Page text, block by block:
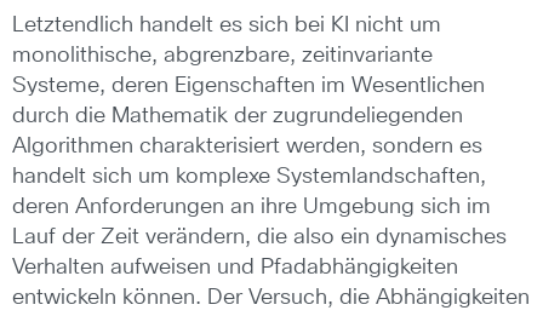
Letztendlich handelt es sich bei KI nicht um
monolithische, abgrenzbare, zeitinvariante
Systeme, deren Eigenschaften im Wesentlichen
durch die Mathematik der zugrundeliegenden
Algorithmen charakterisiert werden, sondern es
handelt sich um komplexe Systemlandschaften,
deren Anforderungen an ihre Umgebung sich im
Lauf der Zeit verändern, die also ein dynamisches
Verhalten aufweisen und Pfadabhängigkeiten
entwickeln können. Der Versuch, die Abhängigkeiten